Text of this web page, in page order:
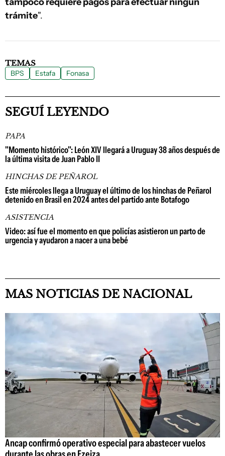
trámite".
TEMAS
BPS Estafa Fonasa
SEGUÍ LEYENDO
PAPA
"Momento histórico": León XIV llegará a Uruguay 38 años después de
la última visita de Juan Pablo II
HINCHAS DE PEÑAROL
Este miércoles llega a Uruguay el último de los hinchas de Peñarol
detenido en Brasil en 2024 antes del partido ante Botafogo
ASISTENCIA
Video: así fue el momento en que policías asistieron un parto de
urgencia y ayudaron a nacer a una bebé
MAS NOTICIAS DE NACIONAL
Ancap confirmó operativo especial para abastecer vuelos